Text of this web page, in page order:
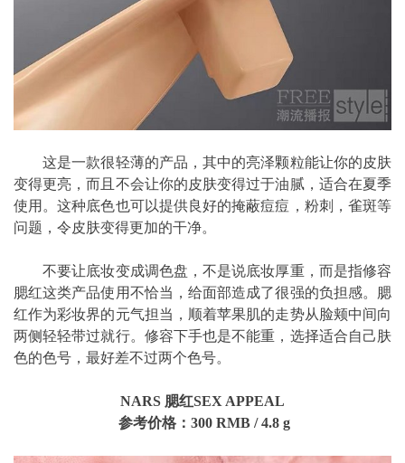
这是一款很轻薄的产品，其中的亮泽颗粒能让你的皮肤
变得更亮，而且不会让你的皮肤变得过于油腻，适合在夏季
使用。这种底色也可以提供良好的掩蔽痘痘，粉刺，雀斑等
问题，令皮肤变得更加的干净。
不要让底妆变成调色盘，不是说底妆厚重，而是指修容
腮红这类产品使用不恰当，给面部造成了很强的负担感。腮
红作为彩妆界的元气担当，顺着苹果肌的走势从脸颊中间向
两侧轻轻带过就行。修容下手也是不能重，选择适合自己肤
色的色号，最好差不过两个色号。
NARS 腮红SEX APPEAL
参考价格：300 RMB /4.8 g